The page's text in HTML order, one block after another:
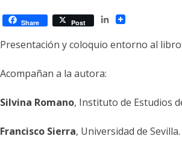
Política
da
e
Cultura
IX
Share Post
LinkedIn
Presentación y coloquio entorno al libro:
Acompañan a la autora:
Silvina Romano, Instituto de Estudios
Francisco Sierra, Universidad de Sevilla.